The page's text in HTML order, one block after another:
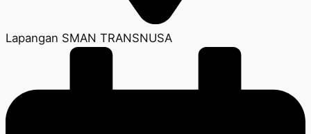
Lapangan SMAN TRANSNUSA